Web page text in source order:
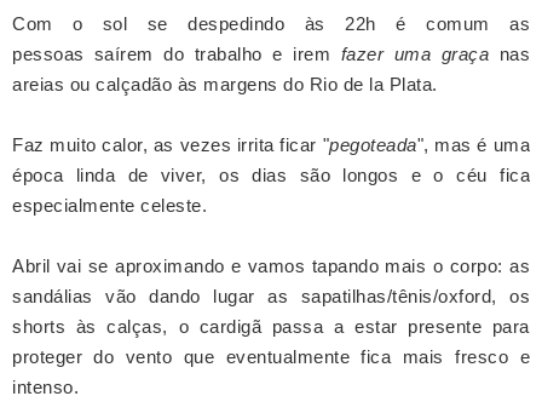
Com o sol se despedindo às 22h é comum as
pessoas saírem do trabalho e irem fazer uma graça nas
areias ou calçadão às margens do Rio de la Plata.
Faz muito calor, as vezes irrita ficar "pegoteada", mas é uma
época linda de viver, os dias são longos e o céu fica
especialmente celeste.
Abril vai se aproximando e vamos tapando mais o corpo: as
sandálias vão dando lugar as sapatilhas/tênis/oxford, os
shorts às calças, o cardigã passa a estar presente para
proteger do vento que eventualmente fica mais fresco e
intenso.